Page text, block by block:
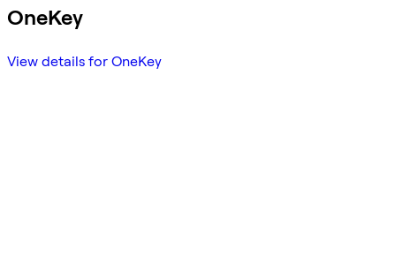
OneKey
View details for OneKey